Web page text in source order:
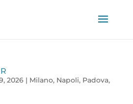
2026| Milano, Napoli, Padova,